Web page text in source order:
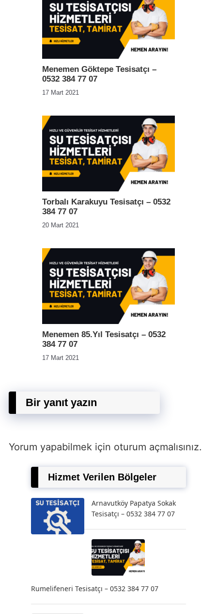
Menemen Göktepe Tesisatçı –
0532 384 77 07
17 Mart 2021
Torbalı Karakuyu Tesisatçı – 0532
384 77 07
20 Mart 2021
Menemen 85.Yıl Tesisatçı – 0532
384 77 07
17 Mart 2021
Bir yanıt yazın
Yorum yapabilmek için oturum açmalısınız.
Hizmet Verilen Bölgeler
Arnavutköy Papatya Sokak
Tesisatçı – 0532 384 77 07
Rumelifeneri Tesisatçı – 0532 384 77 07